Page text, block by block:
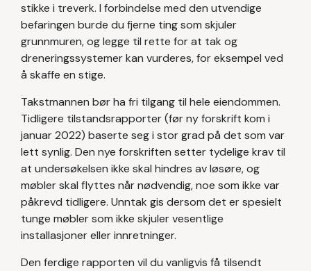
stikke i treverk. I forbindelse med den utvendige
befaringen burde du fjerne ting som skjuler
grunnmuren, og legge til rette for at tak og
dreneringssystemer kan vurderes, for eksempel ved
å skaffe en stige.
Takstmannen bør ha fri tilgang til hele eiendommen.
Tidligere tilstandsrapporter (før ny forskrift kom i
januar 2022) baserte seg i stor grad på det som var
lett synlig. Den nye forskriften setter tydelige krav til
at undersøkelsen ikke skal hindres av løsøre, og
møbler skal flyttes når nødvendig, noe som ikke var
påkrevd tidligere. Unntak gis dersom det er spesielt
tunge møbler som ikke skjuler vesentlige
installasjoner eller innretninger.
Den ferdige rapporten vil du vanligvis få tilsendt